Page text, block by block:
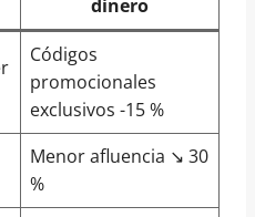
dinero
Códigos
promocionales
exclusivos -15 %
Menor afluencia ↘️ 30
%